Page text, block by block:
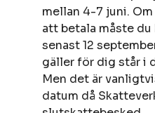
mellan 4-7 juni.
att betala måste
senast 12
gäller för dig står i
Men det är
datum då